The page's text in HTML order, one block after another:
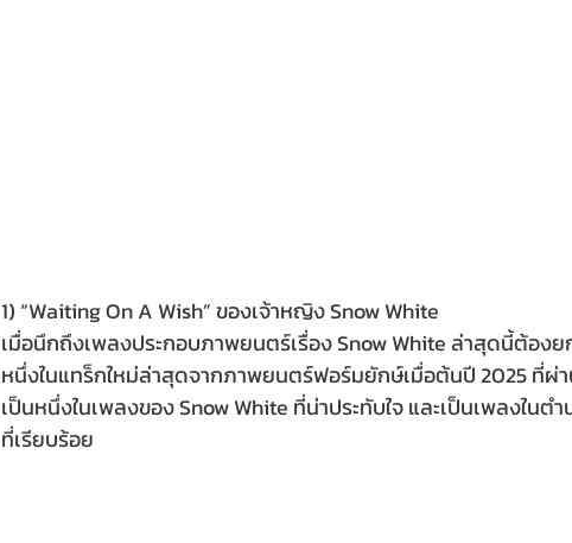
1) “Waiting On A Wish” ของเจ้าหญิง Snow White
เมื่อนึกถึงเพลงประกอบภาพยนตร์เรื่อง Snow White ล่าสุดนี้ต้องย
หนึ่งในแทร็กใหม่ล่าสุดจากภาพยนตร์ฟอร์มยักษ์เมื่อต้นปี 2025 ที่ผ่า
เป็นหนึ่งในเพลงของ Snow White ที่น่าประทับใจ และเป็นเพลงใน
ที่เรียบร้อย